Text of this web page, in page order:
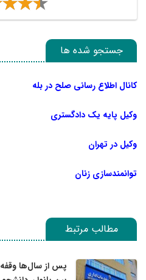
جستجو شده ها
کانال اطلاع رسانی صلح در بله
وکیل پایه یک دادگستری
وکیل در تهران
توانمندسازی زنان
مطالب مرتبط
پس از سال‌ها